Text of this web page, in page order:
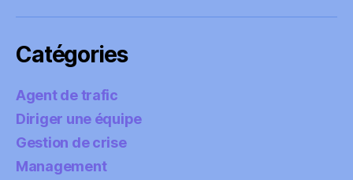
Catégories
Agent de trafic
Diriger une équipe
Gestion de crise
Management